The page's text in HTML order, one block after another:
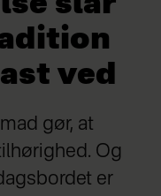
ved
gør, at
Og
er